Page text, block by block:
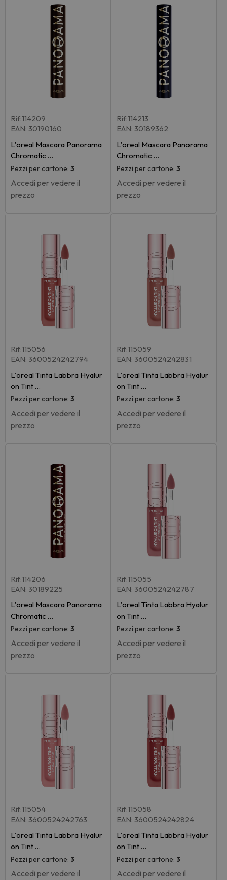
Rif:114209
EAN: 30190160
L'oreal Mascara Panorama
Chromatic …
Pezzi per cartone: 3
Accedi per vedere il
prezzo
Rif:114213
EAN: 30189362
L'oreal Mascara Panorama
Chromatic …
Pezzi per cartone: 3
Accedi per vedere il
prezzo
Rif:115056
EAN: 3600524242794
L'oreal Tinta Labbra Hyalur
on Tint …
Pezzi per cartone: 3
Accedi per vedere il
prezzo
Rif:115059
EAN: 3600524242831
L'oreal Tinta Labbra Hyalur
on Tint …
Pezzi per cartone: 3
Accedi per vedere il
prezzo
Rif:114206
EAN: 30189225
L'oreal Mascara Panorama
Chromatic …
Pezzi per cartone: 3
Accedi per vedere il
prezzo
Rif:115055
EAN: 3600524242787
L'oreal Tinta Labbra Hyalur
on Tint …
Pezzi per cartone: 3
Accedi per vedere il
prezzo
Rif:115054
EAN: 3600524242763
L'oreal Tinta Labbra Hyalur
on Tint …
Pezzi per cartone: 3
Accedi per vedere il
Rif:115058
EAN: 3600524242824
L'oreal Tinta Labbra Hyalur
on Tint …
Pezzi per cartone: 3
Accedi per vedere il